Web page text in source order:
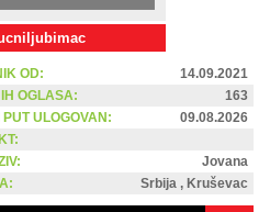
OD:
14.09.2021
OGLASA:
163
ULOGOVAN:
09.08.2026
Jovana
Srbija , Kruševac